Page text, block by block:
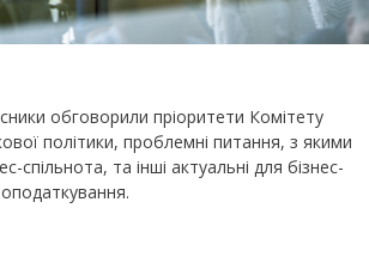
обговорили пріоритети Комітету
політики, проблемні питання, з якими
спільнота, та інші актуальні для бізнес-